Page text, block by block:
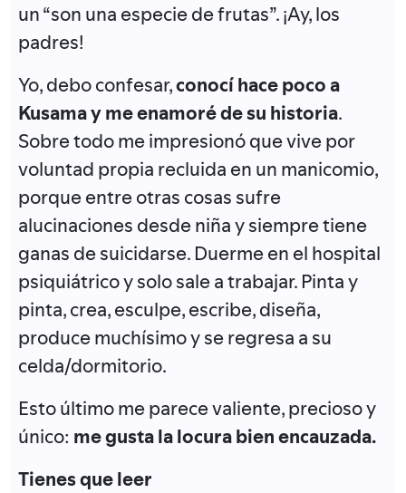
un “son una especie de frutas”. ¡Ay, los
padres!
Yo, debo confesar,conocí hace poco a
Kusama y me enamoré de su historia.
Sobre todo me impresionó que vive por
voluntad propia recluida en un manicomio,
porque entre otras cosas sufre
alucinaciones desde niña y siempre tiene
ganas de suicidarse. Duerme en el hospital
psiquiátrico y solo sale a trabajar. Pinta y
pinta, crea, esculpe, escribe, diseña,
produce muchísimo y se regresa a su
celda/dormitorio.
Esto último me parece valiente, precioso y
único: me gusta la locura bien encauzada.
Tienes que leer